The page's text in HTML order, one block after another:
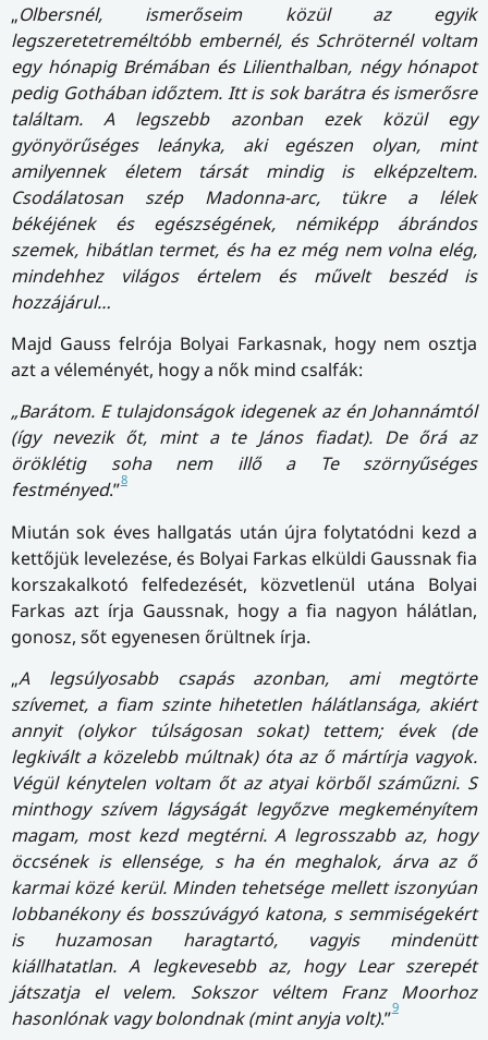
„Olbersnél, ismerőseim közül az egyik
legszeretetreméltóbb embernél, és Schröternél voltam
egy hónapig Brémában és Lilienthalban, négy hónapot
pedig Gothában időztem. Itt is sok barátra és ismerősre
találtam. A legszebb azonban ezek közül egy
gyönyörűséges leányka, aki egészen olyan, mint
amilyennek életem társát mindig is elképzeltem.
Csodálatosan szép Madonna-arc, tükre a lélek
békéjének és egészségének, némiképp ábrándos
szemek, hibátlan termet, és ha ez még nem volna elég,
mindehhez világos értelem és művelt beszéd is
hozzájárul…
Majd Gauss felrója Bolyai Farkasnak, hogy nem osztja
azt a véleményét, hogy a nők mind csalfák:
„Barátom. E tulajdonságok idegenek az én Johannámtól
(így nevezik őt, mint a te János fiadat). De őrá az
öröklétig soha nem illő a Te szörnyűséges
festményed.”8
Miután sok éves hallgatás után újra folytatódni kezd a
kettőjük levelezése, és Bolyai Farkas elküldi Gaussnak fia
korszakalkotó felfedezését, közvetlenül utána Bolyai
Farkas azt írja Gaussnak, hogy a fia nagyon hálátlan,
gonosz, sőt egyenesen őrültnek írja.
„A legsúlyosabb csapás azonban, ami megtörte
szívemet, a fiam szinte hihetetlen hálátlansága, akiért
annyit (olykor túlságosan sokat) tettem; évek (de
legkivált a közelebb múltnak) óta az ő mártírja vagyok.
Végül kénytelen voltam őt az atyai körből száműzni. S
minthogy szívem lágyságát legyőzve megkeményítem
magam, most kezd megtérni. A legrosszabb az, hogy
öccsének is ellensége, s ha én meghalok, árva az ő
karmai közé kerül. Minden tehetsége mellett iszonyúan
lobbanékony és bosszúvágyó katona, s semmiségekért
is huzamosan haragtartó, vagyis mindenütt
kiállhatatlan. A legkevesebb az, hogy Lear szerepét
játszatja el velem. Sokszor véltem Franz Moorhoz
hasonlónak vagy bolondnak (mint anyja volt).”9